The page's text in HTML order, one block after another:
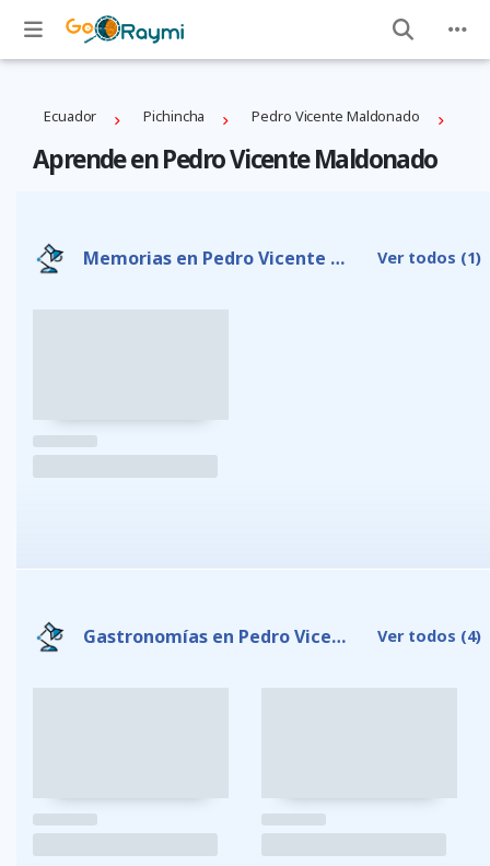
Ecuador Pichincha Pedro Vicente Maldonado
Aprende en Pedro Vicente Maldonado
Memorias en Pedro Vicente Maldonado Ver todos (1)
Gastronomías en Pedro Vicente Maldonado Ver todos (4)